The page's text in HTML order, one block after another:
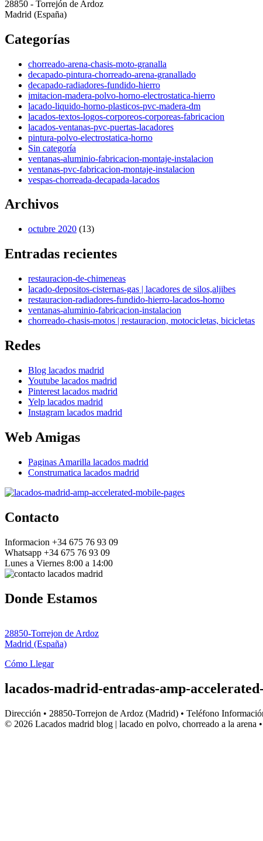
28850 - Torrejón de Ardoz
Madrid (España)
Categorías
chorreado-arena-chasis-moto-granalla
decapado-pintura-chorreado-arena-granallado
decapado-radiadores-fundido-hierro
imitacion-madera-polvo-horno-electrostatica-hierro
lacado-liquido-horno-plasticos-pvc-madera-dm
lacados-textos-logos-corporeos-corporeas-fabricacion
lacados-ventanas-pvc-puertas-lacadores
pintura-polvo-electrostatica-horno
Sin categoría
ventanas-aluminio-fabricacion-montaje-instalacion
ventanas-pvc-fabricacion-montaje-instalacion
vespas-chorreada-decapada-lacados
Archivos
octubre 2020 (13)
Entradas recientes
restauracion-de-chimeneas
lacado-depositos-cisternas-gas | lacadores de silos,aljibes
restauracion-radiadores-fundido-hierro-lacados-horno
ventanas-aluminio-fabricacion-instalacion
chorreado-chasis-motos | restauracion, motocicletas, bicicletas
Redes
Blog lacados madrid
Youtube lacados madrid
Pinterest lacados madrid
Yelp lacados madrid
Instagram lacados madrid
Web Amigas
Paginas Amarilla lacados madrid
Construmatica lacados madrid
Contacto
Informacion +34 675 76 93 09
Whatsapp +34 675 76 93 09
Lunes a Viernes 8:00 a 14:00
Donde Estamos
28850-Torrejon de Ardoz
Madrid (España)
Cómo Llegar
lacados-madrid-entradas-amp-
Dirección • 28850-Torrejon de Ardoz (Madrid) • Teléfono
© 2026 Lacados madrid blog | lacado en polvo, chorreado a la arena